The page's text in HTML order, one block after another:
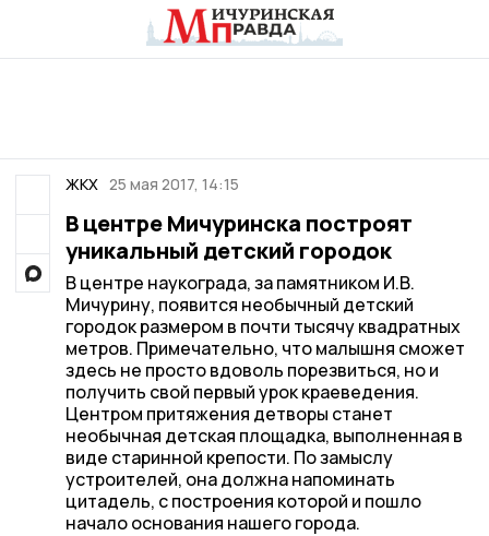
ЖКХ 25 мая 2017, 14:15
В центре Мичуринска построят
уникальный детский городок
В центре наукограда, за памятником И.В.
Мичурину, появится необычный детский
городок размером в почти тысячу квадратных
метров. Примечательно, что малышня сможет
здесь не просто вдоволь порезвиться, но и
получить свой первый урок краеведения.
Центром притяжения детворы станет
необычная детская площадка, выполненная в
виде старинной крепости. По замыслу
устроителей, она должна напоминать
цитадель, с построения которой и пошло
начало основания нашего города.